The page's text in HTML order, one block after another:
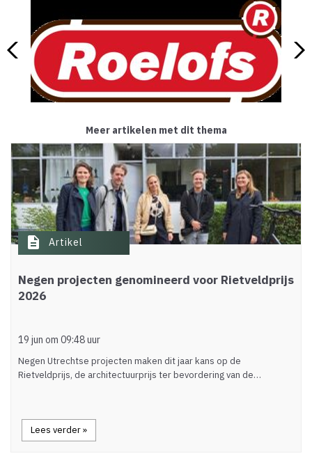
Meer artikelen met dit thema
description Artikel
Negen projecten genomineerd voor Rietveldprijs
2026
19 jun om 09:48 uur
Negen Utrechtse projecten maken dit jaar kans op de
Rietveldprijs, de architectuurprijs ter bevordering van de…
Lees verder »